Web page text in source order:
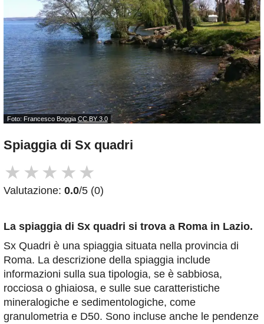
Foto: Francesco Boggia CC BY 3.0
Spiaggia di Sx quadri
★ ★ ★ ★ ★
Valutazione: 0.0/5 (0)
La spiaggia di Sx quadri si trova a Roma in Lazio.
Sx Quadri è una spiaggia situata nella provincia di
Roma. La descrizione della spiaggia include
informazioni sulla sua tipologia, se è sabbiosa,
rocciosa o ghiaiosa, e sulle sue caratteristiche
mineralogiche e sedimentologiche, come
granulometria e D50. Sono incluse anche le pendenze